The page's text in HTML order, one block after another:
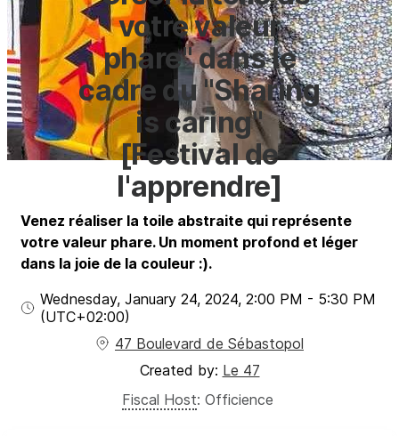
votre valeur
phare" dans le
cadre du "Sharing
is caring"
[Festival de
l'apprendre]
Venez réaliser la toile abstraite qui représente
votre valeur phare. Un moment profond et léger
dans la joie de la couleur :).
Wednesday, January 24, 2024, 2:00 PM - 5:30 PM
(UTC+02:00)
47 Boulevard de Sébastopol
Created by: Le 47
Fiscal Host: Officience